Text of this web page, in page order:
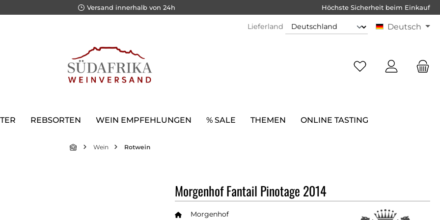
Versand innerhalb von 24h Höchste Sicherheit beim Einkauf
Lieferland Deutsch
REBSORTEN WEIN EMPFEHLUNGEN % SALE THEMEN ONLINE TASTING
Wein Rotwein
Morgenhof Fantail Pinotage 2014
Morgenhof